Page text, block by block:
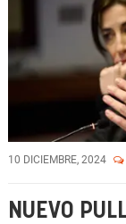
10 DICIEMBRE, 2024
NUEVO